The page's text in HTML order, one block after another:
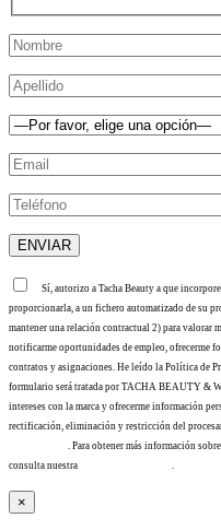
Sí, autorizo a Tacha Beauty a que
proporcionarla, a un fichero automatizado de su
mantener una relación contractual 2) para valorar
notificarme oportunidades de empleo, ofrecerme
contratos y asignaciones. He leído la Política de
formulario será tratada por TACHA BEAUTY &
intereses con la marca y ofrecerme información
rectificación, eliminación y restricción del
. Para obtener más información
consulta nuestra
.
×